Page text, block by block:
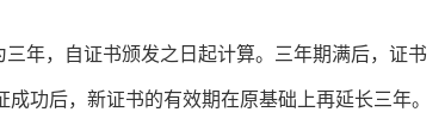
年，自证书颁发之日起计算。三年期满后，证书
功后，新证书的有效期在原基础上再延长三年。